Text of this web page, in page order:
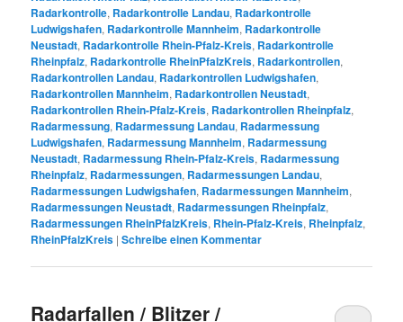
Radarkontrolle, Radarkontrolle Landau, Radarkontrolle
Ludwigshafen, Radarkontrolle Mannheim, Radarkontrolle
Neustadt, Radarkontrolle Rhein-Pfalz-Kreis, Radarkontrolle
Rheinpfalz, Radarkontrolle RheinPfalzKreis, Radarkontrollen,
Radarkontrollen Landau, Radarkontrollen Ludwigshafen,
Radarkontrollen Mannheim, Radarkontrollen Neustadt,
Radarkontrollen Rhein-Pfalz-Kreis, Radarkontrollen Rheinpfalz,
Radarmessung, Radarmessung Landau, Radarmessung
Ludwigshafen, Radarmessung Mannheim, Radarmessung
Neustadt, Radarmessung Rhein-Pfalz-Kreis, Radarmessung
Rheinpfalz, Radarmessungen, Radarmessungen Landau,
Radarmessungen Ludwigshafen, Radarmessungen Mannheim,
Radarmessungen Neustadt, Radarmessungen Rheinpfalz,
Radarmessungen RheinPfalzKreis, Rhein-Pfalz-Kreis, Rheinpfalz,
RheinPfalzKreis |Schreibe einen Kommentar
Radarfallen / Blitzer /